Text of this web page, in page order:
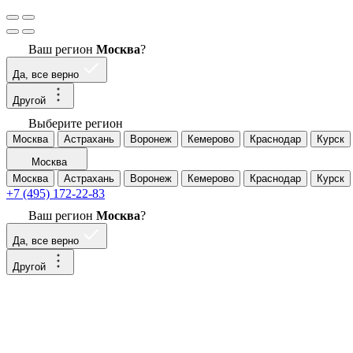
Ваш регион Москва?
Да, все верно
Другой
Выберите регион
Москва Астрахань Воронеж Кемерово Краснодар Курск
Москва
Москва
Астрахань Воронеж Кемерово Краснодар Курск
+7 (495) 172-22-83
Ваш регион Москва?
Да, все верно
Другой